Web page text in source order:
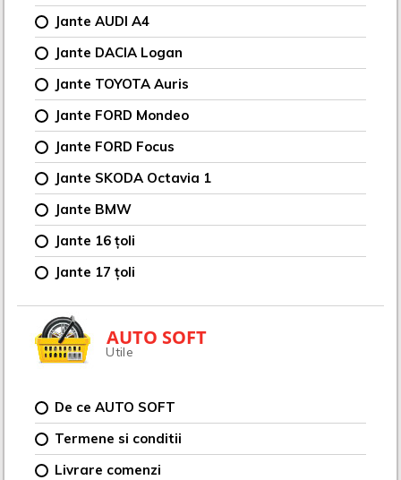
Jante AUDI A4
Jante DACIA Logan
Jante TOYOTA Auris
Jante FORD Mondeo
Jante FORD Focus
Jante SKODA Octavia 1
Jante BMW
Jante 16 țoli
Jante 17 țoli
AUTO SOFT
Utile
De ce AUTO SOFT
Termene si conditii
Livrare comenzi